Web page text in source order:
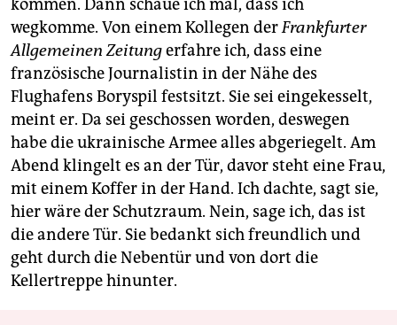
kommen. Dann schaue ich mal, dass ich
wegkomme. Von einem Kollegen derFrankfurter
Allgemeinen Zeitungerfahre ich, dass eine
französische Journalistin in der Nähe des
Flughafens Boryspil festsitzt. Sie sei eingekesselt,
meint er. Da sei geschossen worden, deswegen
habe die ukrainische Armee alles abgeriegelt. Am
Abend klingelt es an der Tür, davor steht eine Frau,
mit einem Koffer in der Hand. Ich dachte, sagt sie,
hier wäre der Schutzraum. Nein, sage ich, das ist
die andere Tür. Sie bedankt sich freundlich und
geht durch die Nebentür und von dort die
Kellertreppe hinunter.